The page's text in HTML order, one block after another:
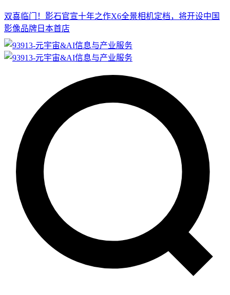
双喜临门！影石官宣十年之作X6全景相机定档，将开设中国
影像品牌日本首店